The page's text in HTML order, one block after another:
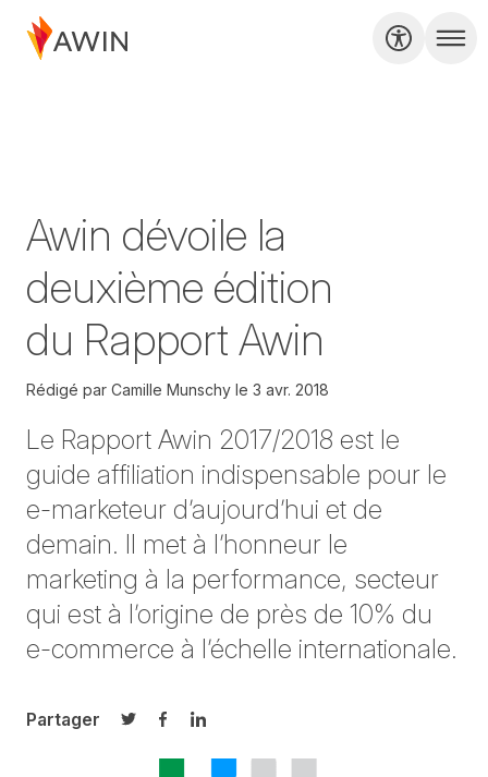
Awin dévoile la
deuxième édition
du Rapport Awin
Rédigé par Camille Munschy le 3 avr. 2018
Le Rapport Awin 2017/2018 est le
guide affiliation indispensable pour le
e-marketeur d’aujourd’hui et de
demain. Il met à l’honneur le
marketing à la performance, secteur
qui est à l’origine de près de 10% du
e-commerce à l’échelle internationale.
Partager
Partager sur Twitter
Partager sur Facebook
Partager sur LinkedIn